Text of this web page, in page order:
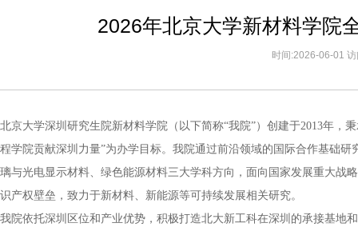
2026年北京大学新材料学院
时间:2026-06-01
北京大学深圳研究生院新材料学院（以下简称“我院”）创建于2013年，
程学院贡献深圳力量”为办学目标。我院通过前沿领域的国际合作基础
璃与光电显示材料、绿色能源材料三大学科方向，面向国家发展重大战
识产权壁垒，致力于新材料、新能源等可持续发展相关研究。
我院依托深圳区位和产业优势，积极打造北大新工科在深圳的承接基地